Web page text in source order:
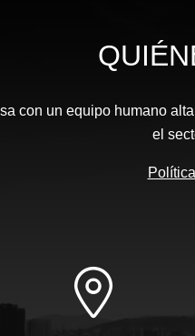
con un equipo humano
el